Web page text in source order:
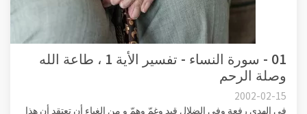
01 - سورة النساء - تفسير الأية 1 ، طاعة الله
وصلة الرحم
2002-02-15
في الهدى رفعة وفي الضلال قيد وغمّ وهمّ و من الغباء أن تعتقد أن هذا